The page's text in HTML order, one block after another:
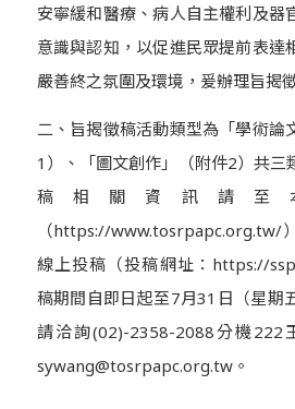
安寧緩和醫療、病人自主權利及器
意識與認知，以促進民眾提前表達
嚴善終之氛圍及環境，爰辦理旨揭
二、旨揭徵稿活動類型為「學術論
1）、「圖文創作」（附件2）共三
稿相關資訊請至
（https://www.tosrpapc.org.tw/
線上投稿（投稿網址：https://
稿期間自即日起至7月31日（星期
請洽詢(02)-2358-2088分機222
sywang@tosrpapc.org.tw。